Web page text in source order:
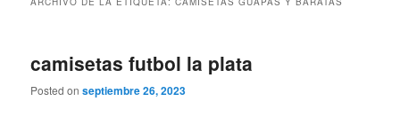
camisetas futbol la plata
Posted onseptiembre 26, 2023